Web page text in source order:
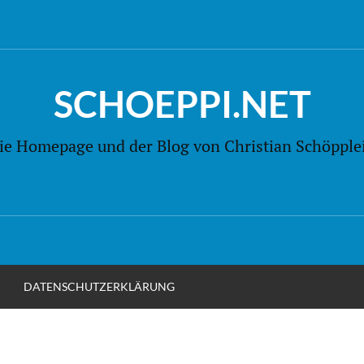
SCHOEPPI.NET
Homepage und der Blog von Christian
DATENSCHUTZERKLÄRUNG